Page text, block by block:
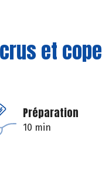
et
Préparation
10 min